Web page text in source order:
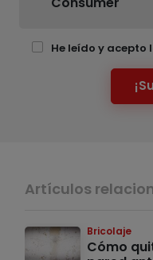
He leído y acepto
Artículos
Bricolaje
Cómo